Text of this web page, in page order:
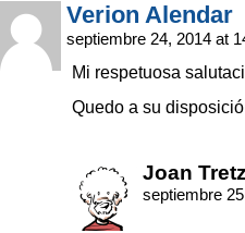
Verion Alendar
septiembre 24, 2014 at
Mi respetuosa
Quedo a su
Joan
septiembre